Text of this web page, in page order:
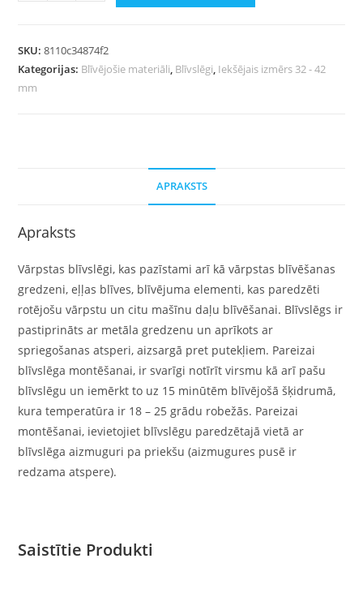
SKU:8110c34874f2
Kategorijas: Blīvējošie materiāli, Blīvslēgi, Iekšējais izmērs 32 - 42
mm
APRAKSTS
Apraksts
Vārpstas blīvslēgi, kas pazīstami arī kā vārpstas blīvēšanas
gredzeni, eļļas blīves, blīvējuma elementi, kas paredzēti
rotējošu vārpstu un citu mašīnu daļu blīvēšanai. Blīvslēgs ir
pastiprināts ar metāla gredzenu un aprīkots ar
spriegošanas atsperi, aizsargā pret putekļiem. Pareizai
blīvslēga montēšanai, ir svarīgi notīrīt virsmu kā arī pašu
blīvslēgu un iemērkt to uz 15 minūtēm blīvējošā šķidrumā,
kura temperatūra ir 18 – 25 grādu robežās. Pareizai
montēšanai, ievietojiet blīvslēgu paredzētajā vietā ar
blīvslēga aizmuguri pa priekšu (aizmugures pusē ir
redzama atspere).
Saistītie Produkti